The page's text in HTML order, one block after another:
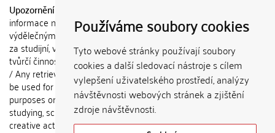
Používáme soubory cookies
Tyto webové stránky používají soubory
cookies a další sledovací nástroje s cílem
vylepšení uživatelského prostředí, analýzy
návštěvnosti webových stránek a zjištění
zdroje návštěvnosti.
Upozornění / Notice:
informace nemohou být použity k
výdělečným účelům nebo vydávány
za studijní, vědeckou nebo jinou
tvůrčí činnost jiné osoby než autora.
/ Any retrieved information shall not
be used for any commercial
purposes or claimed as results of
studying, scientific or any other
creative activities of any person